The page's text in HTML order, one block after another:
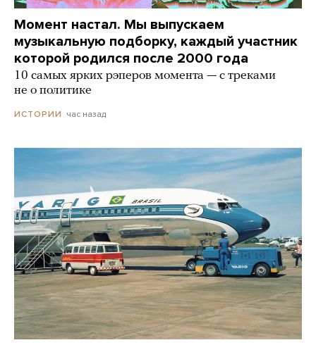
Момент настал. Мы выпускаем
музыкальную подборку, каждый участник
которой родился после 2000 года
10 самых ярких рэперов момента — с треками
не о политике
ИСТОРИИ час назад